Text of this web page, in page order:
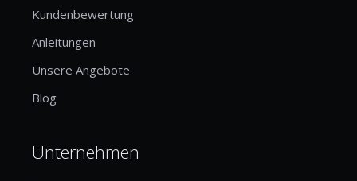
Kundenbewertung
Anleitungen
Unsere Angebote
Blog
Unternehmen